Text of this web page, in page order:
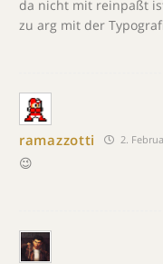
da nicht mit reinpaßt
zu arg mit der
ramazzotti 2.
😉